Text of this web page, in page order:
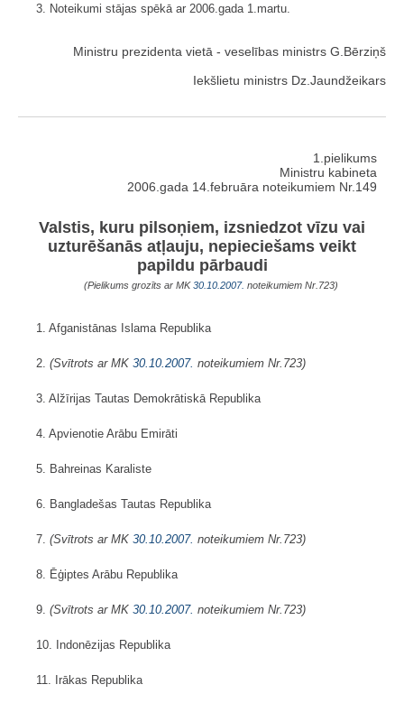
3. Noteikumi stājas spēkā ar 2006.gada 1.martu.
Ministru prezidenta vietā - veselības ministrs G.Bērziņš
Iekšlietu ministrs Dz.Jaundžeikars
1.pielikums
Ministru kabineta
2006.gada 14.februāra noteikumiem Nr.149
Valstis, kuru pilsoņiem, izsniedzot vīzu vai
uzturēšanās atļauju, nepieciešams veikt
papildu pārbaudi
(Pielikums grozīts ar MK30.10.2007. noteikumiem Nr.723)
1. Afganistānas Islama Republika
2. (Svītrots ar MK 30.10.2007. noteikumiem Nr.723)
3. Alžīrijas Tautas Demokrātiskā Republika
4. Apvienotie Arābu Emirāti
5. Bahreinas Karaliste
6. Bangladešas Tautas Republika
7. (Svītrots ar MK 30.10.2007. noteikumiem Nr.723)
8. Ēģiptes Arābu Republika
9. (Svītrots ar MK 30.10.2007. noteikumiem Nr.723)
10. Indonēzijas Republika
11. Irākas Republika